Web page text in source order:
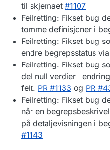
til skjemaet #1107
Feilretting: Fikset bug
tomme definisjoner i
Feilretting: Fikset bug
endre begrepsstatus
Feilretting: Fikset bug
del null verdier i
felt. PR #1133 og PR
Feilretting: Fikset bug
når en
på detaljevisningen i
#1143